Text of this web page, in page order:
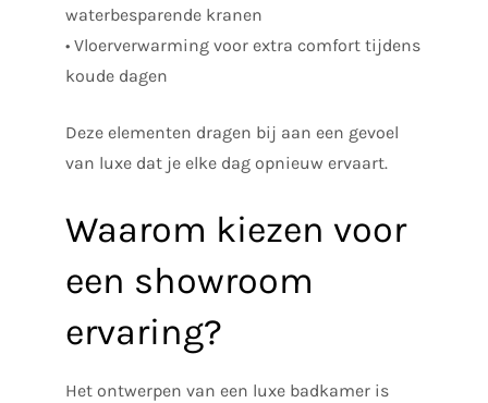
waterbesparende kranen
• Vloerverwarming voor extra comfort tijdens
koude dagen
Deze elementen dragen bij aan een gevoel
van luxe dat je elke dag opnieuw ervaart.
Waarom kiezen voor
een showroom
ervaring?
Het ontwerpen van een luxe badkamer is